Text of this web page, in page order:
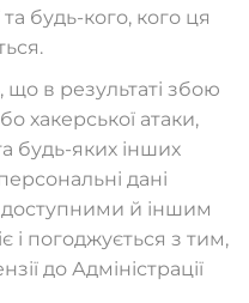
будь-кого, кого ця
в результаті збою
хакерської атаки,
будь-яких інших
дані
доступними й іншим
і погоджується з тим,
до Адміністрації